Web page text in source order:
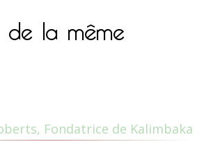
de la même
Fondatrice de Kalimbaka